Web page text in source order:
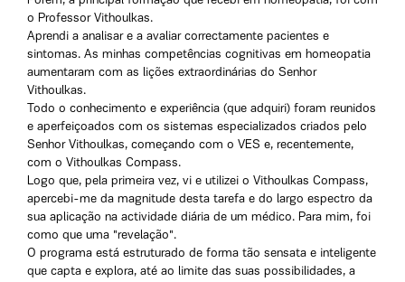
o Professor Vithoulkas.
Aprendi a analisar e a avaliar correctamente pacientes e
sintomas. As minhas competências cognitivas em homeopatia
aumentaram com as lições extraordinárias do Senhor
Vithoulkas.
Todo o conhecimento e experiência (que adquiri) foram reunidos
e aperfeiçoados com os sistemas especializados criados pelo
Senhor Vithoulkas, começando com o VES e, recentemente,
com o Vithoulkas Compass.
Logo que, pela primeira vez, vi e utilizei o Vithoulkas Compass,
apercebi-me da magnitude desta tarefa e do largo espectro da
sua aplicação na actividade diária de um médico. Para mim, foi
como que uma "revelação".
O programa está estruturado de forma tão sensata e inteligente
que capta e explora, até ao limite das suas possibilidades, a